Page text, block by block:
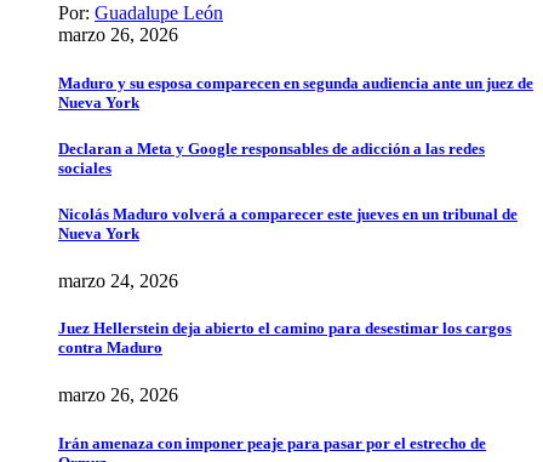
Por: Guadalupe León
marzo 26, 2026
Maduro y su esposa comparecen en segunda audiencia ante un juez de
Nueva York
Declaran a Meta y Google responsables de adicción a las redes
sociales
Nicolás Maduro volverá a comparecer este jueves en un tribunal de
Nueva York
marzo 24, 2026
Juez Hellerstein deja abierto el camino para desestimar los cargos
contra Maduro
marzo 26, 2026
Irán amenaza con imponer peaje para pasar por el estrecho de